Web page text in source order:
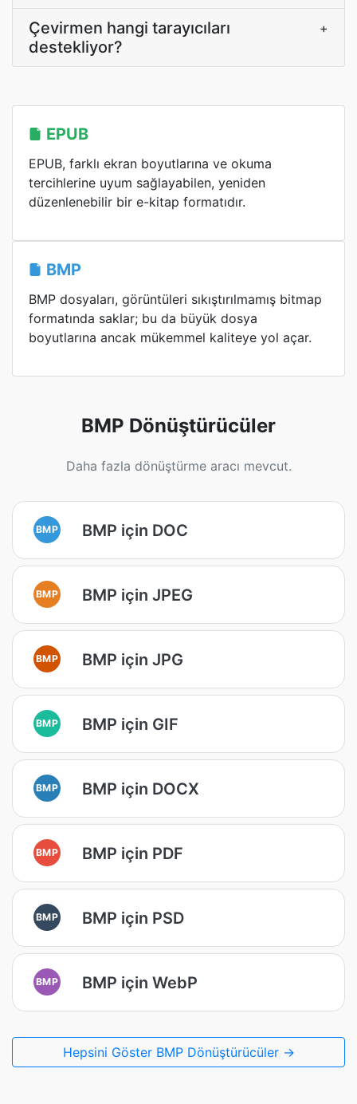
Çevirmen hangi tarayıcıları
destekliyor?
+
EPUB
EPUB, farklı ekran boyutlarına ve okuma
tercihlerine uyum sağlayabilen, yeniden
düzenlenebilir bir e-kitap formatıdır.
BMP
BMP dosyaları, görüntüleri sıkıştırılmamış bitmap
formatında saklar; bu da büyük dosya
boyutlarına ancak mükemmel kaliteye yol açar.
BMP Dönüştürücüler
Daha fazla dönüştürme aracı mevcut.
BMP BMP için DOC
BMP BMP için JPEG
BMP BMP için JPG
BMP BMP için GIF
BMP BMP için DOCX
BMP BMP için PDF
BMP BMP için PSD
BMP BMP için WebP
Hepsini Göster BMP Dönüştürücüler →